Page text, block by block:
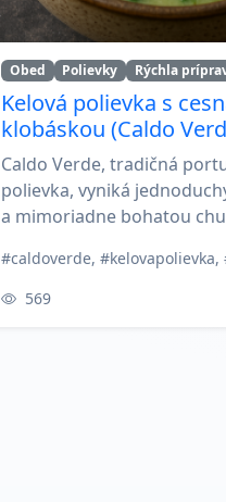
Obed Polievky Rýchla
Kelová polievka s
klobáskou (Caldo
Caldo Verde, tradičná
polievka, vyniká
a mimoriadne bohatou
569